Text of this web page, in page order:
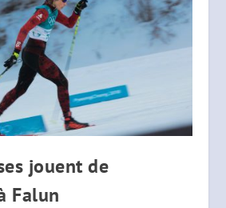
jouent de
Falun